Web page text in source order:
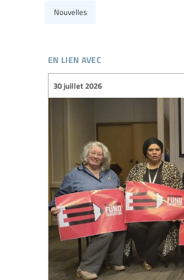
Nouvelles
en lien avec
30 juillet 2026